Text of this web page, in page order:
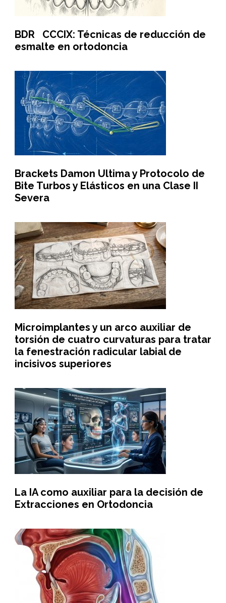
BDR CCCIX: Técnicas de reducción de
esmalte en ortodoncia
Brackets Damon Ultima y Protocolo de
Bite Turbos y Elásticos en una Clase II
Severa
Microimplantes y un arco auxiliar de
torsión de cuatro curvaturas para tratar
la fenestración radicular labial de
incisivos superiores
La IA como auxiliar para la decisión de
Extracciones en Ortodoncia